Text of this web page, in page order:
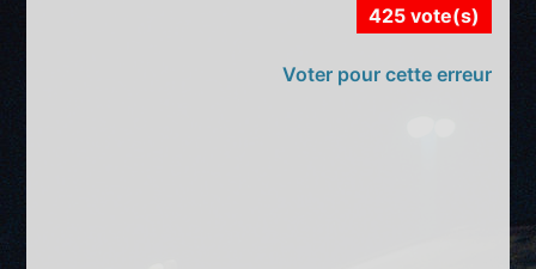
425 vote(s)
Voter pour cette erreur